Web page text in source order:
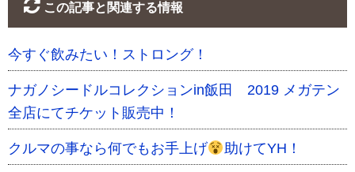
この記事と関連する情報
今すぐ飲みたい！ストロング！
ナガノシードルコレクションin飯田 2019 メガテン
全店にてチケット販売中！
クルマの事なら何でもお手上げ 助けてYH！